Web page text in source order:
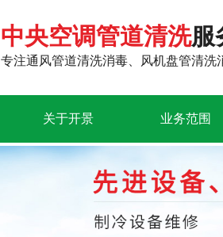
中央空调管道清洗服
专注通风管道清洗消毒、风机盘管清洗
关于开景 业务范围